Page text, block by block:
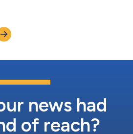
及前所未有的設計精度，推動設計、工
印的巧思在於能夠製作高度複雜的幾
這往往是傳統減材製造方法難以實現
並促成多元化應用，例如：採用可 3D
程師而言，這種創造靈活性意味著前所
助 AI 驅動工具進一步優化。 在 The
news had
of reach?